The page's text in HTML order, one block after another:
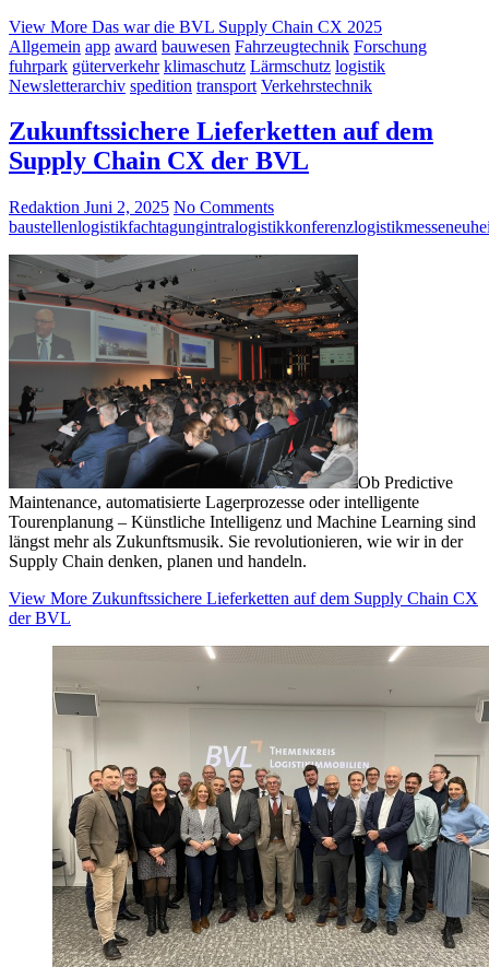
View More Das war die BVL Supply Chain CX 2025
Allgemein app award bauwesen Fahrzeugtechnik Forschung
fuhrpark güterverkehr klimaschutz Lärmschutz logistik
Newsletterarchiv spedition transport Verkehrstechnik
Zukunftssichere Lieferketten auf dem
Supply Chain CX der BVL
Redaktion Juni 2, 2025 No Comments
baustellenlogistikfachtagungintralogistikkonferenzlogistik
Ob Predictive
Maintenance, automatisierte Lagerprozesse oder intelligente
Tourenplanung – Künstliche Intelligenz und Machine Learning sind
längst mehr als Zukunftsmusik. Sie revolutionieren, wie wir in der
Supply Chain denken, planen und handeln.
View More Zukunftssichere Lieferketten auf dem Supply Chain CX
der BVL